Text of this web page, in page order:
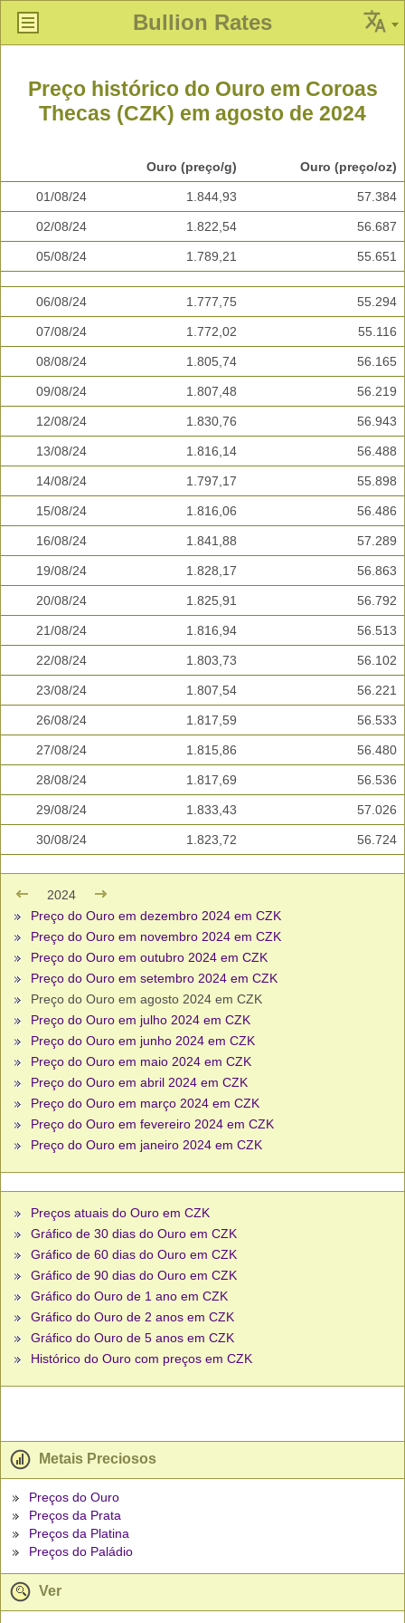
Bullion Rates
Preço histórico do Ouro em Coroas
Thecas (CZK) em agosto de 2024
Ouro (preço/g) Ouro (preço/oz)
01/08/24 1.844,93 57.384
02/08/24 1.822,54 56.687
05/08/24 1.789,21 55.651
06/08/24 1.777,75 55.294
07/08/24 1.772,02 55.116
08/08/24 1.805,74 56.165
09/08/24 1.807,48 56.219
12/08/24 1.830,76 56.943
13/08/24 1.816,14 56.488
14/08/24 1.797,17 55.898
15/08/24 1.816,06 56.486
16/08/24 1.841,88 57.289
19/08/24 1.828,17 56.863
20/08/24 1.825,91 56.792
21/08/24 1.816,94 56.513
22/08/24 1.803,73 56.102
23/08/24 1.807,54 56.221
26/08/24 1.817,59 56.533
27/08/24 1.815,86 56.480
28/08/24 1.817,69 56.536
29/08/24 1.833,43 57.026
30/08/24 1.823,72 56.724
2024
Preço do Ouro em dezembro 2024 em CZK
Preço do Ouro em novembro 2024 em CZK
Preço do Ouro em outubro 2024 em CZK
Preço do Ouro em setembro 2024 em CZK
Preço do Ouro em agosto 2024 em CZK
Preço do Ouro em julho 2024 em CZK
Preço do Ouro em junho 2024 em CZK
Preço do Ouro em maio 2024 em CZK
Preço do Ouro em abril 2024 em CZK
Preço do Ouro em março 2024 em CZK
Preço do Ouro em fevereiro 2024 em CZK
Preço do Ouro em janeiro 2024 em CZK
Preços atuais do Ouro em CZK
Gráfico de 30 dias do Ouro em CZK
Gráfico de 60 dias do Ouro em CZK
Gráfico de 90 dias do Ouro em CZK
Gráfico do Ouro de 1 ano em CZK
Gráfico do Ouro de 2 anos em CZK
Gráfico do Ouro de 5 anos em CZK
Histórico do Ouro com preços em CZK
Metais Preciosos
Preços do Ouro
Preços da Prata
Preços da Platina
Preços do Paládio
Ver